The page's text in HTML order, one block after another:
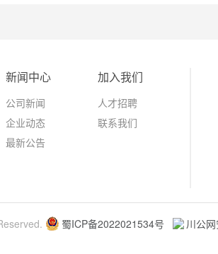
新闻中心
公司新闻
企业动态
最新公告
加入我们
人才招聘
联系我们
蜀ICP备2022021534号 川公